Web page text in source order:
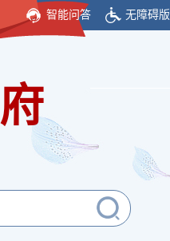
智能问答 无障碍版